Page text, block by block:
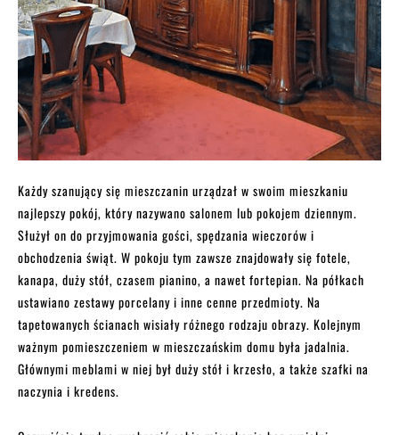
Każdy szanujący się mieszczanin urządzał w swoim mieszkaniu
najlepszy pokój, który nazywano salonem lub pokojem dziennym.
Służył on do przyjmowania gości, spędzania wieczorów i
obchodzenia świąt. W pokoju tym zawsze znajdowały się fotele,
kanapa, duży stół, czasem pianino, a nawet fortepian. Na półkach
ustawiano zestawy porcelany i inne cenne przedmioty. Na
tapetowanych ścianach wisiały różnego rodzaju obrazy. Kolejnym
ważnym pomieszczeniem w mieszczańskim domu była jadalnia.
Głównymi meblami w niej był duży stół i krzesło, a także szafki na
naczynia i kredens.